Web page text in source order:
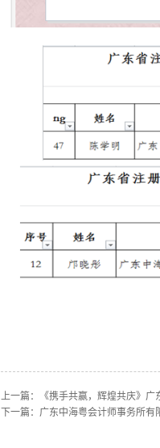
上一篇：
《携手共赢，辉煌共庆》
下一篇： 广东中海粤会计师事务所有